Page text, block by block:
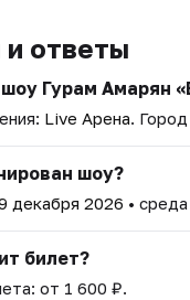
ответы
Гурам Амарян
Live Арена.
шоу?
декабря 2026 •
билет?
от 1 600 ₽.